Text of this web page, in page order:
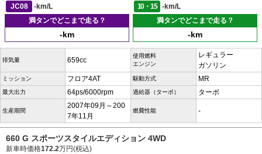
JC08
-km/L 10・15
-km/L
満タンでどこまで走る？
-km
満タンでどこまで走る？
-km
排気量 659cc
使用燃料
エンジン
レギュラー
ガソリン
ミッション フロア4AT 駆動方式 MR
最大出力 64ps/6000rpm 過給器（ターボ） ターボ
生産期間
2007年09月～200
7年11月
燃費性能 -
660 G スポーツスタイルエディション 4WD
新車時価格172.2万円(税込)